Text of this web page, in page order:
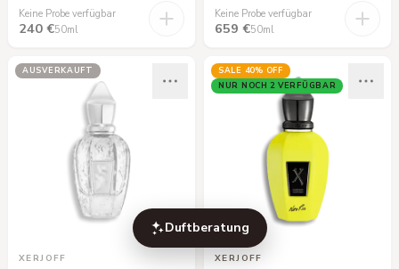
Duftberatung
Keine Probe verfügbar
240 €50ml
Keine Probe verfügbar
659 €50ml
AUSVERKAUFT
XERJOFF
SALE 40% OFF
NUR NOCH 2 VERFÜGBAR
XERJOFF